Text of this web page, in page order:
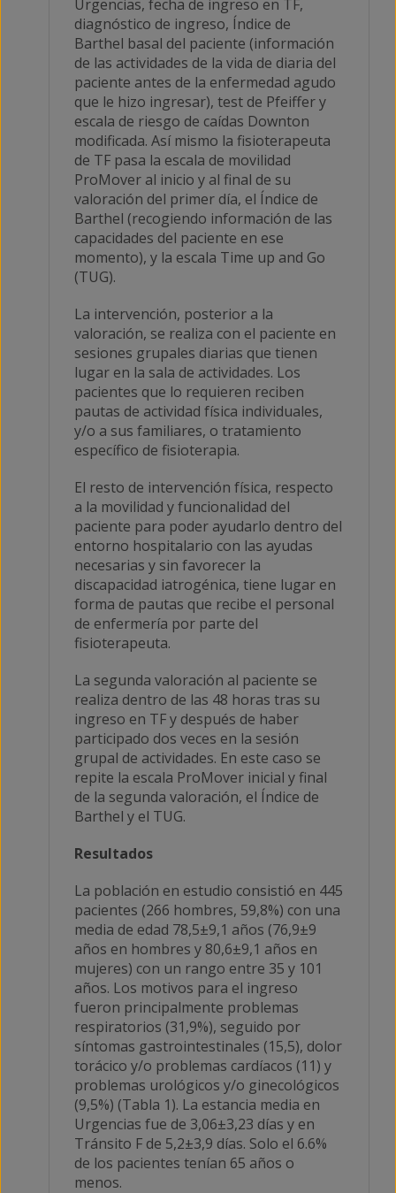
Urgencias, fecha de ingreso en TF,
diagnóstico de ingreso, Índice de
Barthel basal del paciente (información
de las actividades de la vida de diaria del
paciente antes de la enfermedad agudo
que le hizo ingresar), test de Pfeiffer y
escala de riesgo de caídas Downton
modificada. Así mismo la fisioterapeuta
de TF pasa la escala de movilidad
ProMover al inicio y al final de su
valoración del primer día, el Índice de
Barthel (recogiendo información de las
capacidades del paciente en ese
momento), y la escala Time up and Go
(TUG).
La intervención, posterior a la
valoración, se realiza con el paciente en
sesiones grupales diarias que tienen
lugar en la sala de actividades. Los
pacientes que lo requieren reciben
pautas de actividad física individuales,
y/o a sus familiares, o tratamiento
específico de fisioterapia.
El resto de intervención física, respecto
a la movilidad y funcionalidad del
paciente para poder ayudarlo dentro del
entorno hospitalario con las ayudas
necesarias y sin favorecer la
discapacidad iatrogénica, tiene lugar en
forma de pautas que recibe el personal
de enfermería por parte del
fisioterapeuta.
La segunda valoración al paciente se
realiza dentro de las 48 horas tras su
ingreso en TF y después de haber
participado dos veces en la sesión
grupal de actividades. En este caso se
repite la escala ProMover inicial y final
de la segunda valoración, el Índice de
Barthel y el TUG.
Resultados
La población en estudio consistió en 445
pacientes (266 hombres, 59,8%) con una
media de edad 78,5±9,1 años (76,9±9
años en hombres y 80,6±9,1 años en
mujeres) con un rango entre 35 y 101
años. Los motivos para el ingreso
fueron principalmente problemas
respiratorios (31,9%), seguido por
síntomas gastrointestinales (15,5), dolor
torácico y/o problemas cardíacos (11) y
problemas urológicos y/o ginecológicos
(9,5%) (Tabla 1). La estancia media en
Urgencias fue de 3,06±3,23 días y en
Tránsito F de 5,2±3,9 días. Solo el 6.6%
de los pacientes tenían 65 años o
menos.